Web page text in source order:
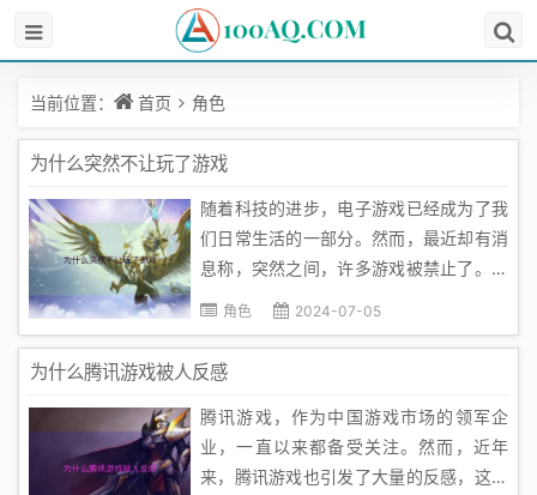
当前位置： 首页 角色
为什么突然不让玩了游戏
随着科技的进步，电子游戏已经成为了我
们日常生活的一部分。然而，最近却有消
息称，突然之间，许多游戏被禁止了。这
让许多玩家感到困惑和失落。那么，为什
理解电子游戏的性质。电子游戏，特别是
网络游戏，有其特殊的吸引力。它们以其
精美的图像、丰富的内容、激烈的对抗...
角色 2024-07-05
为什么腾讯游戏被人反感
腾讯游戏，作为中国游戏市场的领军企
业，一直以来都备受关注。然而，近年
来，腾讯游戏也引发了大量的反感，这背